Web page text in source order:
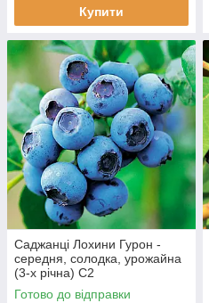
Купити
Саджанці Лохини Гурон -
середня, солодка, урожайна
(3-х річна) С2
Готово до відправки